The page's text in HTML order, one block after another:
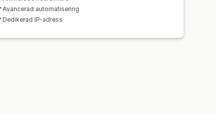
Avancerad automatisering
Dedikerad IP-adress